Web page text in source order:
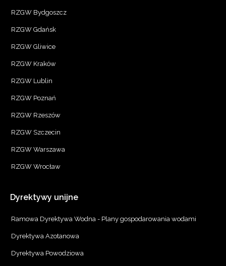
RZGW Bydgoszcz
RZGW Gdańsk
RZGW Gliwice
RZGW Kraków
RZGW Lublin
RZGW Poznań
RZGW Rzeszów
RZGW Szczecin
RZGW Warszawa
RZGW Wrocław
Dyrektywy unijne
Ramowa Dyrektywa Wodna - Plany gospodarowania wodami
Dyrektywa Azotanowa
Dyrektywa Powodziowa